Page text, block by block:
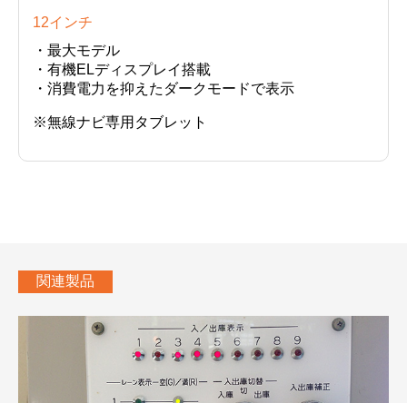
12インチ
・最大モデル
・有機ELディスプレイ搭載
・消費電力を抑えたダークモードで表示
※無線ナビ専用タブレット
関連製品